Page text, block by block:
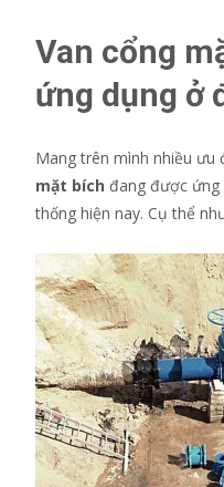
Van cổng
ứng dụng ở
Mang trên mình nhiều ưu
mặt bích đang được ứng
thống hiện nay. Cụ thể